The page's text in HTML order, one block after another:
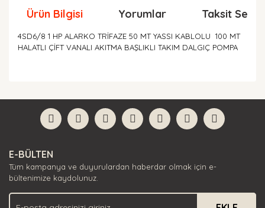
Ürün Bilgisi Yorumlar Taksit
4SD6/8 1 HP ALARKO TRİFAZE 50 MT YASSI KABLOLU 100 MT
HALATLI ÇİFT VANALI AKITMA BAŞLIKLI TAKIM DALGIÇ POMPA
Yorum Yaz
formunu kullanarak tarafımıza iletebilirsiniz.
Görüş ve önerileriniz için teşekkür ederiz.
Ürün açıklamasında eksik bilgiler bulunuyor.
Ürün bilgilerinde hatalar bulunuyor.
Ürün fiyatı diğer sitelerden daha pahalı.
E-BÜLTEN
Tüm kampanya ve duyurulardan haberdar olmak için e-
bültenimize kaydolunuz.